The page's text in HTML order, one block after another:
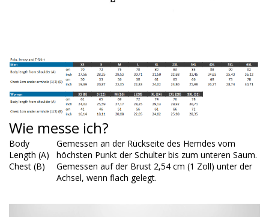
Wie messe ich?
Body
Length (A)
Gemessen an der Rückseite des Hemdes vom
höchsten Punkt der Schulter bis zum unteren Saum.
Chest (B)
Gemessen auf der Brust 2,54 cm (1 Zoll) unter der
Achsel, wenn flach gelegt.